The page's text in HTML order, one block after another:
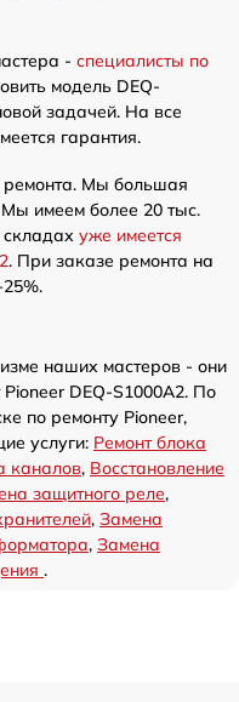
- специалисты по
модель DEQ-
задачей. На все
гарантия.
Мы большая
Мы имеем более 20 тыс.
уже имеется
. При заказе ремонта на
наших мастеров - они
DEQ-S1000A2. По
по ремонту Pioneer,
услуги: Ремонт блока
каналов, Восстановление
защитного реле,
, Замена
, Замена
.